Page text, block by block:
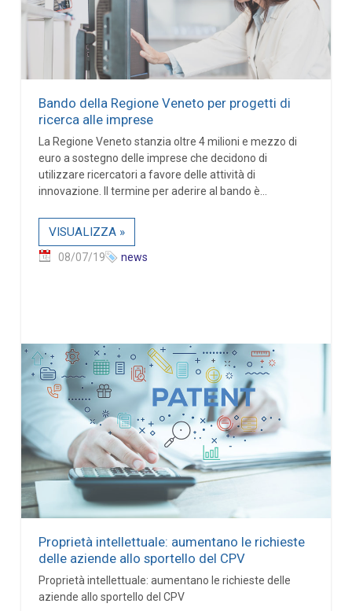
Bando della Regione Veneto per progetti di
ricerca alle imprese
La Regione Veneto stanzia oltre 4 milioni e mezzo di
euro a sostegno delle imprese che decidono di
utilizzare ricercatori a favore delle attività di
innovazione. Il termine per aderire al bando è...
VISUALIZZA »
08/07/19 news
Proprietà intellettuale: aumentano le richieste
delle aziende allo sportello del CPV
Proprietà intellettuale: aumentano le richieste delle
aziende allo sportello del CPV